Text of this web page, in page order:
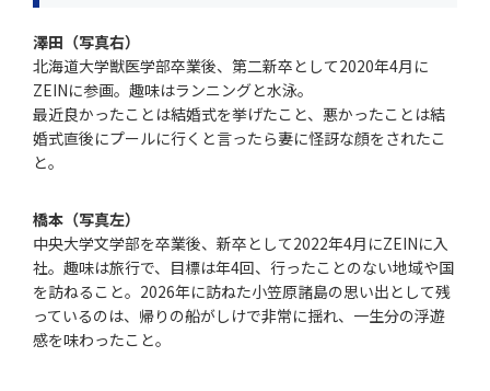
澤田（写真右）
北海道大学獣医学部卒業後、第二新卒として2020年4月に
ZEINに参画。趣味はランニングと水泳。
最近良かったことは結婚式を挙げたこと、悪かったことは結
婚式直後にプールに行くと言ったら妻に怪訝な顔をされたこ
と。
橋本（写真左）
中央大学文学部を卒業後、新卒として2022年4月にZEINに入
社。趣味は旅行で、目標は年4回、行ったことのない地域や国
を訪ねること。2026年に訪ねた小笠原諸島の思い出として残
っているのは、帰りの船がしけで非常に揺れ、一生分の浮遊
感を味わったこと。